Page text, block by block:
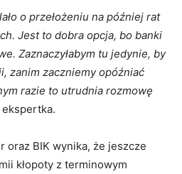
o przełożeniu na później rat
Jest to dobra opcja, bo banki
Zaznaczyłabym tu jedynie, by
zanim zaczniemy opóźniać
razie to utrudnia rozmowę
oraz BIK wynika, że jeszcze
kłopoty z terminowym